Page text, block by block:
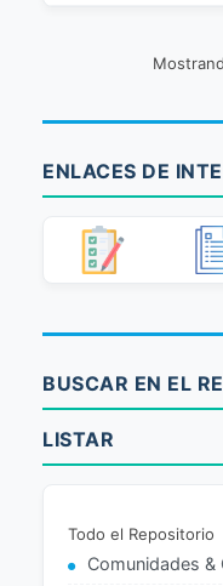
ENLACES DE
BUSCAR EN EL
LISTAR
Todo el Repositorio
Comunidades &